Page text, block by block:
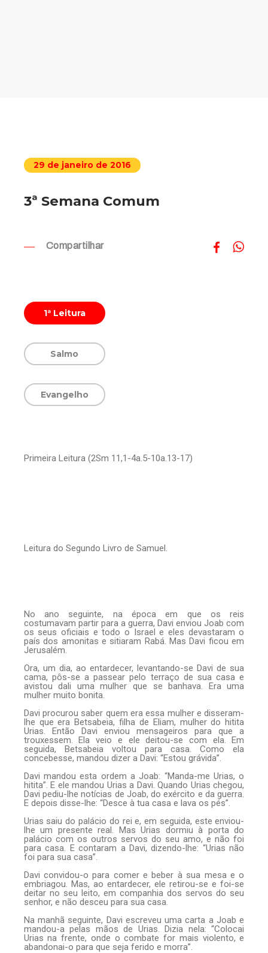
29 de janeiro de 2016
3ª Semana Comum
Compartilhar
1ª Leitura
Salmo
Evangelho
Primeira Leitura (2Sm 11,1-4a.5-10a.13-17)
Leitura do Segundo Livro de Samuel.
No ano seguinte, na época em que os reis
costumavam partir para a guerra, Davi enviou Joab com
os seus oficiais e todo o Israel e eles devastaram o
país dos amonitas e sitiaram Rabá. Mas Davi ficou em
Jerusalém.
Ora, um dia, ao entardecer, levantando-se Davi de sua
cama, pôs-se a passear pelo terraço de sua casa e
avistou dali uma mulher que se banhava. Era uma
mulher muito bonita.
Davi procurou saber quem era essa mulher e disseram-
lhe que era Betsabeia, filha de Eliam, mulher do hitita
Urias. Então Davi enviou mensageiros para que a
trouxessem. Ela veio e ele deitou-se com ela. Em
seguida, Betsabeia voltou para casa. Como ela
concebesse, mandou dizer a Davi: “Estou grávida”.
Davi mandou esta ordem a Joab: “Manda-me Urias, o
hitita”. E ele mandou Urias a Davi. Quando Urias chegou,
Davi pediu-lhe notícias de Joab, do exército e da guerra.
E depois disse-lhe: “Desce à tua casa e lava os pés”.
Urias saiu do palácio do rei e, em seguida, este enviou-
lhe um presente real. Mas Urias dormiu à porta do
palácio com os outros servos do seu amo, e não foi
para casa. E contaram a Davi, dizendo-lhe: “Urias não
foi para sua casa”.
Davi convidou-o para comer e beber à sua mesa e o
embriagou. Mas, ao entardecer, ele retirou-se e foi-se
deitar no seu leito, em companhia dos servos do seu
senhor, e não desceu para sua casa.
Na manhã seguinte, Davi escreveu uma carta a Joab e
mandou-a pelas mãos de Urias. Dizia nela: “Colocai
Urias na frente, onde o combate for mais violento, e
abandonai-o para que seja ferido e morra”.